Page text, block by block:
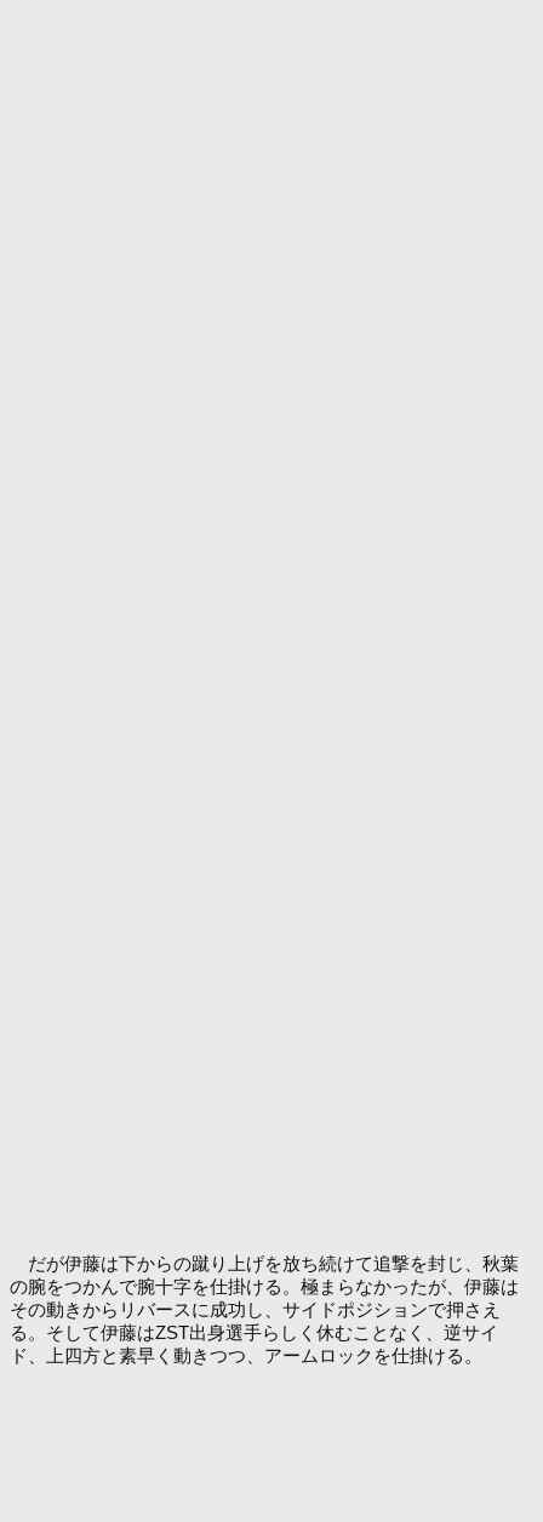
だが伊藤は下からの蹴り上げを放ち続けて追撃を封じ、秋葉
の腕をつかんで腕十字を仕掛ける。極まらなかったが、伊藤は
その動きからリバースに成功し、サイドポジションで押さえ
る。そして伊藤はZST出身選手らしく休むことなく、逆サイ
ド、上四方と素早く動きつつ、アームロックを仕掛ける。